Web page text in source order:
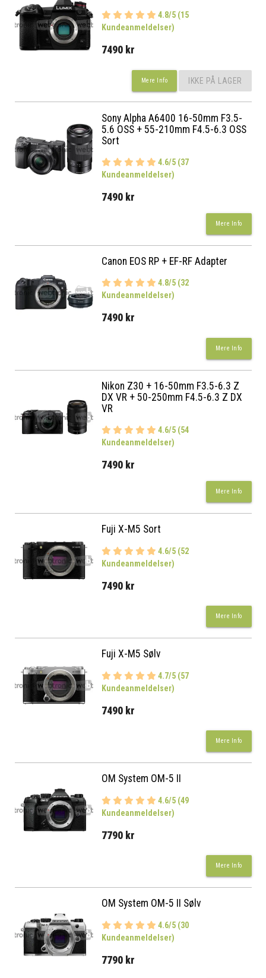
4.8/5 (15
Kundeanmeldelser)
7490 kr
Mere Info IKKE PÅ LAGER
Sony Alpha A6400 16-50mm F3.5-
5.6 OSS + 55-210mm F4.5-6.3 OSS
Sort
4.6/5 (37
Kundeanmeldelser)
7490 kr
Mere Info
Canon EOS RP + EF-RF Adapter
4.8/5 (32
Kundeanmeldelser)
7490 kr
Mere Info
Nikon Z30 + 16-50mm F3.5-6.3 Z
DX VR + 50-250mm F4.5-6.3 Z DX
VR
4.6/5 (54
Kundeanmeldelser)
7490 kr
Mere Info
Fuji X-M5 Sort
4.6/5 (52
Kundeanmeldelser)
7490 kr
Mere Info
Fuji X-M5 Sølv
4.7/5 (57
Kundeanmeldelser)
7490 kr
Mere Info
OM System OM-5 II
4.6/5 (49
Kundeanmeldelser)
7790 kr
Mere Info
OM System OM-5 II Sølv
4.6/5 (30
Kundeanmeldelser)
7790 kr